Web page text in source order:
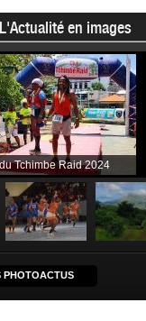
en images
Tchimbe Raid 2024
PHOTOACTUS